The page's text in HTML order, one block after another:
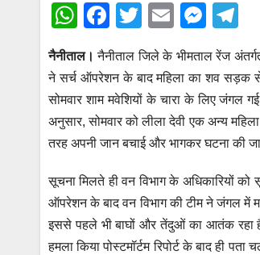
W
at
s
A
p
p
F
a
c
e
b
o
o
k
T
wi
tt
er
E
m
ail
M
e
ss
e
n
g
er
el
e
gr
a
m
नैनीताल। नैनीताल जिले के भीमताल रेंज
ने सर्च ऑपरेशन के बाद महिला का शव सड़क से
सोमवार शाम मवेशियों के चारा के लिए जंगल
अनुसार, सोमवार को लीला देवी एक अन्य
तरह अपनी जान बचाई और भागकर घटना की
सूचना मिलते ही वन विभाग के अधिकारियों को
ऑपरेशन के बाद वन विभाग की टीम ने जंगल में
इससे पहले भी बाघों और तेंदुओं का आतंक रहा
हमला किया पोस्टमॉर्टम रिपोर्ट के बाद ही